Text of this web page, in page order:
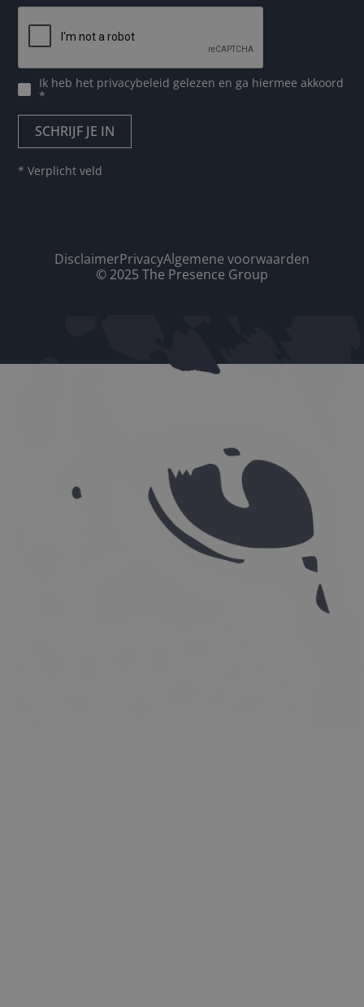
Ik heb het privacybeleid gelezen en ga hiermee akkoord
*
* Verplicht veld
DisclaimerPrivacyAlgemene voorwaarden
© 2025 The Presence Group